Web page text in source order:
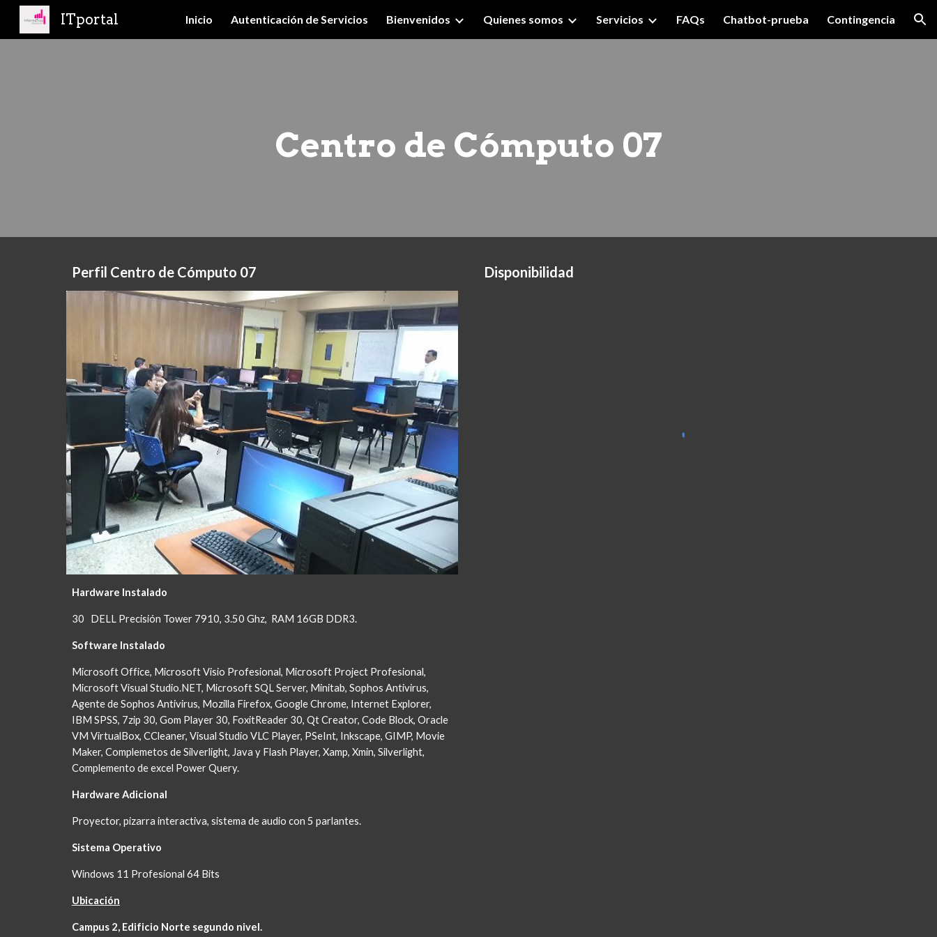
Skip to main content Skip to navigation
ITportal Inicio Autenticación de Servicios Bienvenidos Quienes somos Servicios FAQs Chatbot-prueba Contingencia
Centro de Cómputo 07
Perfil Centro de Cómputo 07
Hardware Instalado
30 DELL Precisión Tower 7910, 3.50 Ghz, RAM 16GB DDR3.
Software Instalado
Microsoft Office, Microsoft Visio Profesional, Microsoft Project Profesional,
Microsoft Visual Studio.NET, Microsoft SQL Server, Minitab, Sophos Antivirus,
Agente de Sophos Antivirus, Mozilla Firefox, Google Chrome, Internet Explorer,
IBM SPSS, 7zip 30, Gom Player 30, FoxitReader 30, Qt Creator, Code Block, Oracle
VM VirtualBox, CCleaner, Visual Studio VLC Player, PSeInt, Inkscape, GIMP, Movie
Maker, Complemetos de Silverlight, Java y Flash Player, Xamp, Xmin, Silverlight,
Complemento de excel Power Query.
Hardware Adicional
Proyector, pizarra interactiva, sistema de audio con 5 parlantes.
Sistema Operativo
Windows 11 Profesional 64 Bits
Ubicación
Campus 2, Edificio Norte segundo nivel.
Disponibilidad